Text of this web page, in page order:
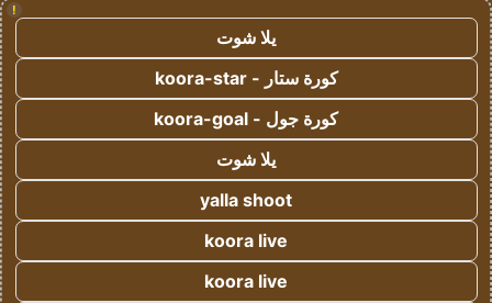
!
يلا شوت
كورة ستار - koora-star
كورة جول - koora-goal
يلا شوت
yalla shoot
koora live
koora live